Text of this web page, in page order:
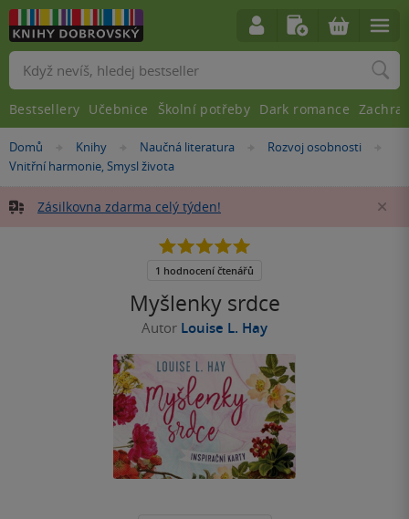
Nacházíte
se
Domů »Knihy »Naučná literatura »
Rozvoj osobnosti
Vnitřní harmonie, Smysl života
Zásilkovna zdarma celý týden!
Myšlenky srdce
Autor Louise L. Hay
5.0
5
1 hodnocení čtenářů
Vyhledávání
Bestsellery Učebnice Školní potřeby Dark romance